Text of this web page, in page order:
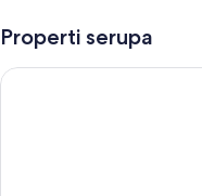
Properti serupa
MIMARU Tokyo Kinshicho